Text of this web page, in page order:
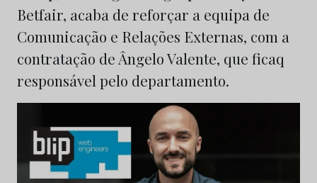
Betfair, acaba de reforçar a equipa de
Comunicação e Relações Externas, com a
contratação de Ângelo Valente, que ficaq
responsável pelo departamento.